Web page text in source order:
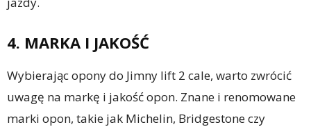
4. MARKA I JAKOŚĆ
Wybierając opony do Jimny lift 2 cale, warto zwrócić
uwagę na markę i jakość opon. Znane i renomowane
marki opon, takie jak Michelin, Bridgestone czy